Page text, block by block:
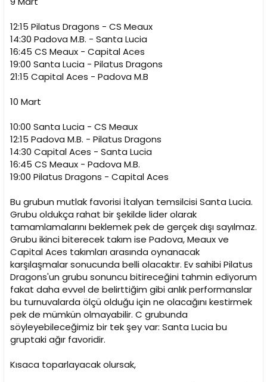
12:15 Pilatus Dragons - CS Meaux
14:30 Padova M.B. - Santa Lucia
16:45 CS Meaux - Capital Aces
19:00 Santa Lucia - Pilatus Dragons
21:15 Capital Aces - Padova M.B
10 Mart
10:00 Santa Lucia - CS Meaux
12:15 Padova M.B. - Pilatus Dragons
14:30 Capital Aces - Santa Lucia
16:45 CS Meaux - Padova M.B.
19:00 Pilatus Dragons - Capital Aces
Bu grubun mutlak favorisi İtalyan temsilcisi Santa Lucia.
Grubu oldukça rahat bir şekilde lider olarak
tamamlamalarını beklemek pek de gerçek dışı sayılmaz.
Grubu ikinci biterecek takım ise Padova, Meaux ve
Capital Aces takımları arasında oynanacak
karşılaşmalar sonucunda belli olacaktır. Ev sahibi Pilatus
Dragons'un grubu sonuncu bitireceğini tahmin ediyorum
fakat daha evvel de belirttiğim gibi anlık performanslar
bu turnuvalarda ölçü olduğu için ne olacağını kestirmek
pek de mümkün olmayabilir. C grubunda
söyleyebileceğimiz bir tek şey var: Santa Lucia bu
gruptaki ağır favoridir.
Kısaca toparlayacak olursak,